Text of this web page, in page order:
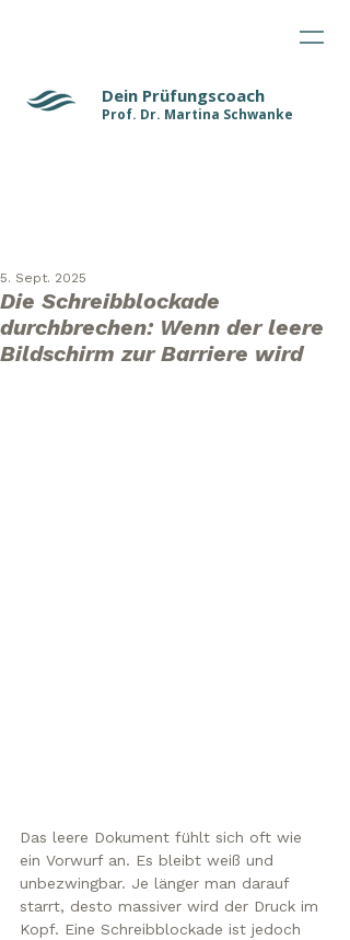
Dein Prüfungscoach
Prof. Dr. Martina Schwanke
Die Schreibblockade
durchbrechen: Wenn der leere
Bildschirm zur Barriere wird
5. Sept. 2025
Das leere Dokument fühlt sich oft wie
ein Vorwurf an. Es bleibt weiß und
unbezwingbar. Je länger man darauf
starrt, desto massiver wird der Druck im
Kopf. Eine Schreibblockade ist jedoch